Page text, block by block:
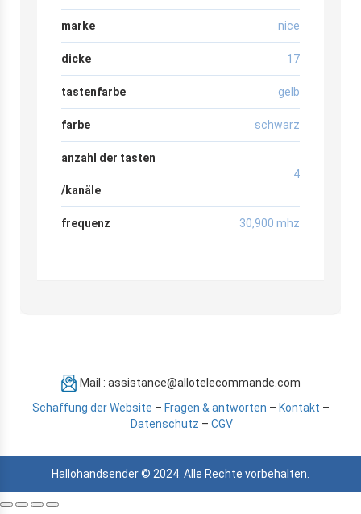
marke nice
dicke 17
tastenfarbe gelb
farbe schwarz
anzahl der tasten
/kanäle
4
frequenz 30,900 mhz
Mail : assistance@allotelecommande.com
Schaffung der Website – Fragen & antworten – Kontakt –
Datenschutz – CGV
Hallohandsender © 2024. Alle Rechte vorbehalten.